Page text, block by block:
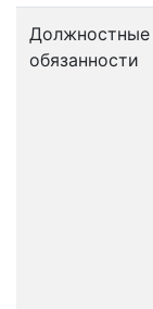
Должностные
обязанности